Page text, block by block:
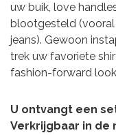
uw buik, love
blootgesteld (vooral
jeans). Gewoon
trek uw favoriete
fashion-forward
U ontvangt een
Verkrijgbaar in de